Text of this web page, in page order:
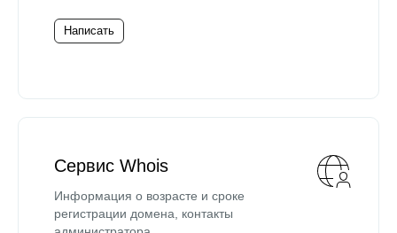
Написать
Сервис Whois
Информация о возрасте и сроке
регистрации домена, контакты